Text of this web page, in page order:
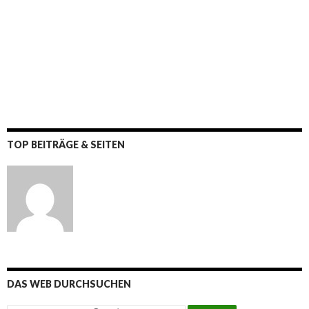
TOP BEITRÄGE & SEITEN
DAS WEB DURCHSUCHEN